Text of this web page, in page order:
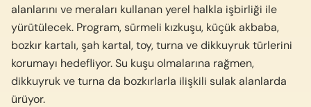
alanlarını ve meraları kullanan yerel halkla işbirliği ile
yürütülecek. Program, sürmeli kızkuşu, küçük akbaba,
bozkır kartalı, şah kartal, toy, turna ve dikkuyruk türlerini
korumayı hedefliyor. Su kuşu olmalarına rağmen,
dikkuyruk ve turna da bozkırlarla ilişkili sulak alanlarda
ürüyor.